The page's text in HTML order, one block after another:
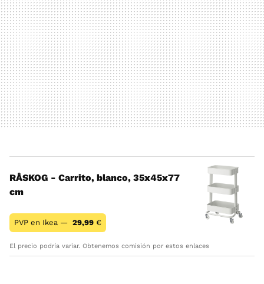
RÅSKOG - Carrito, blanco, 35x45x77
cm
PVP en Ikea — 29,99 €
El precio podría variar. Obtenemos comisión por estos enlaces